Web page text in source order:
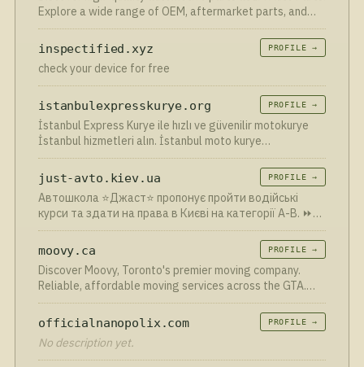
oparte na doświadczeniu i profesjonalnym podejściu.
ogromną różnicę dla całej jednostki napędowej.
Explore a wide range of OEM, aftermarket parts, and
more for various car models. Order now!
inspectified.xyz PROFILE →
check your device for free
istanbulexpresskurye.org PROFILE →
İstanbul Express Kurye ile hızlı ve güvenilir motokurye
İstanbul hizmetleri alın. İstanbul moto kurye
ihtiyaçlarınız için ☎️ 0216 473 0003 - 0212 222 5620.
just-avto.kiev.ua PROFILE →
Автошкола ⭐Джаст⭐ пропонує пройти водійські
курси та здати на права в Києві на категорії A-B. ⏩
Навчання онлайн та в групах ⚡ Сучасні автокурси ✔️
moovy.ca PROFILE →
Discover Moovy, Toronto's premier moving company.
Reliable, affordable moving services across the GTA.
Stress-free residential, commercial, and long-distance
moves with our expert team!
officialnanopolix.com PROFILE →
No description yet.